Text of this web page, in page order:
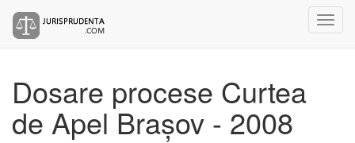
Dosare procese Curtea
de Apel Brașov - 2008